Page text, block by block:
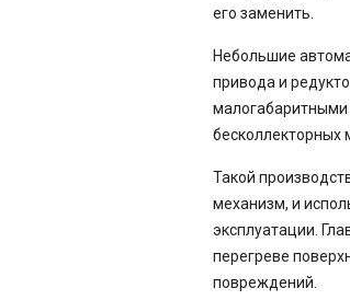
его заменить.
Небольшие
привода и
малогабаритными
бесколлекторных
Такой
механизм, и
эксплуатации.
перегреве
повреждений.